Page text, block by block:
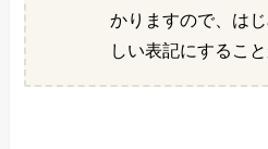
かりますので、は
しい表記にすること